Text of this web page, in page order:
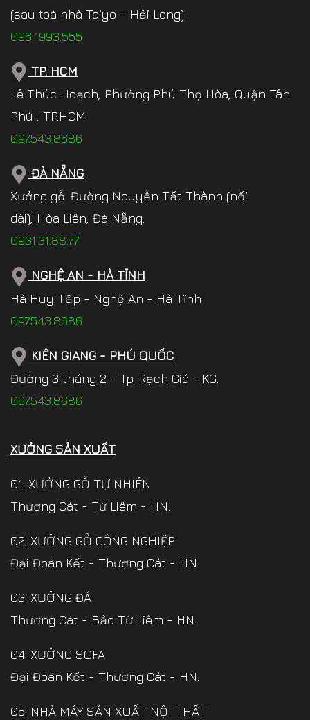
(sau toà nhà Taiyo – Hải Long)
096.1993.555
TP. HCM
Lê Thúc Hoạch, Phường Phú Thọ Hòa, Quận Tân
Phú , TP.HCM
097.543.8686
ĐÀ NẴNG
Xưởng gỗ: Đường Nguyễn Tất Thành (nối
dài), Hòa Liên, Đà Nẵng.
0931.31.88.77
NGHỆ AN - HÀ TĨNH
Hà Huy Tập - Nghệ An - Hà Tĩnh
097.543.8686
KIÊN GIANG - PHÚ QUỐC
Đường 3 tháng 2 - Tp. Rạch Giá - KG.
097.543.8686
XƯỞNG SẢN XUẤT
01: XƯỞNG GỖ TỰ NHIÊN
Thượng Cát - Từ Liêm - HN.
02: XƯỞNG GỖ CÔNG NGHIỆP
Đại Đoàn Kết - Thượng Cát - HN.
03: XƯỞNG ĐÁ
Thượng Cát - Bắc Từ Liêm - HN.
04: XƯỞNG SOFA
Đại Đoàn Kết - Thượng Cát - HN.
05: NHÀ MÁY SẢN XUẤT NỘI THẤT